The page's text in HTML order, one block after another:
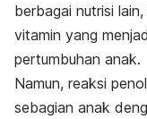
berbagai nutrisi
vitamin yang
pertumbuhan anak.
Namun, reaksi
sebagian anak